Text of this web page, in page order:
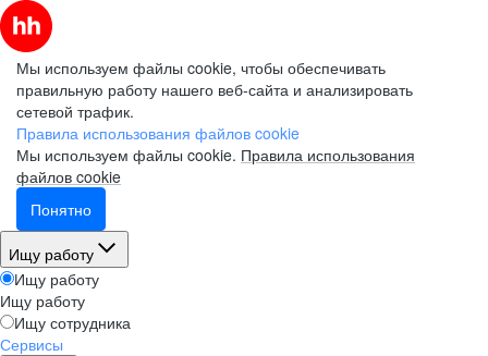
Мы используем файлы cookie, чтобы обеспечивать
правильную работу нашего веб-сайта и анализировать
сетевой трафик.
Правила использования файлов cookie
Мы используем файлы cookie. Правила использования
файлов cookie
Понятно
Ищу работу
Ищу работу
Ищу работу
Ищу сотрудника
Сервисы